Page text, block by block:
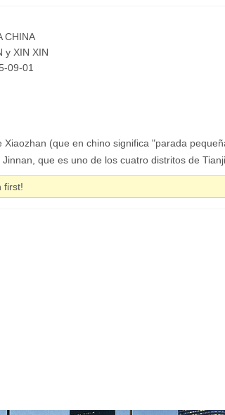
CHINA
y XIN XIN
09-01
Xiaozhan (que en chino significa "parada
que es uno de los cuatro distritos de
first!